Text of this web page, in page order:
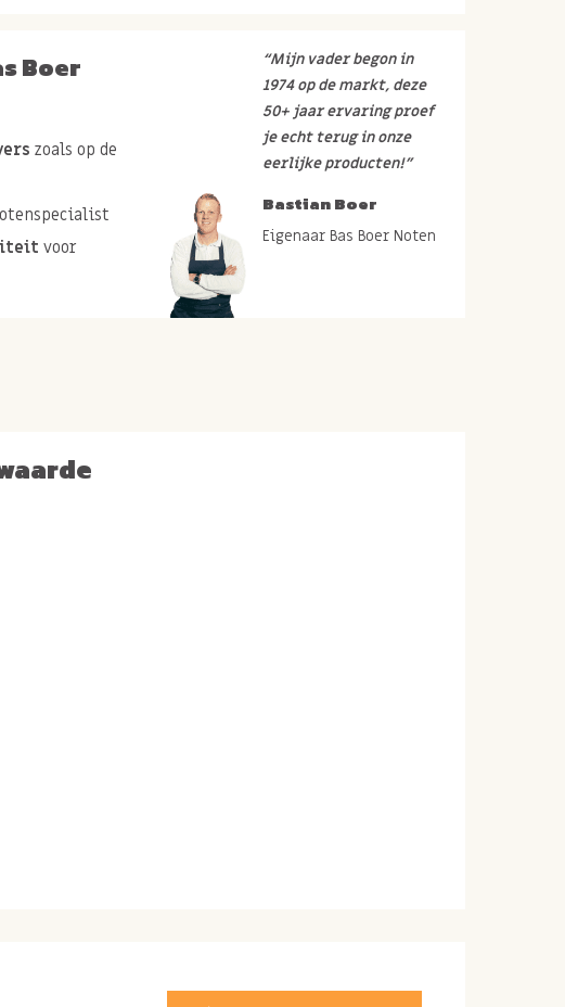
Boer
zoals op de
voor
“Mijn vader begon in
1974 op de markt, deze
50+ jaar ervaring proef
je echt terug in onze
eerlijke producten!”
Bastian Boer
Eigenaar Bas Boer Noten